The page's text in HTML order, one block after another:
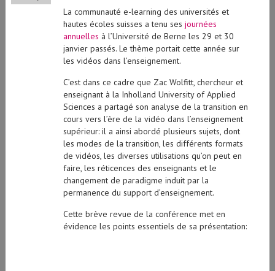
hautes écoles suisses a tenu sesjournées
annuellesà l’Université de Berne les 29 et 30
janvier passés. Le thème portait cette année sur
les vidéos dans l’enseignement.
enseignant à la Inholland University of Applied
Sciences a partagé son analyse de la transition en
cours vers l’ère de la vidéo dans l’enseignement
supérieur: il a ainsi abordé plusieurs sujets, dont
les modes de la transition, les différents formats
de vidéos, les diverses utilisations qu’on peut en
faire, les réticences des enseignants et le
changement de paradigme induit par la
permanence du support d’enseignement.
évidence les points essentiels de sa présentation: